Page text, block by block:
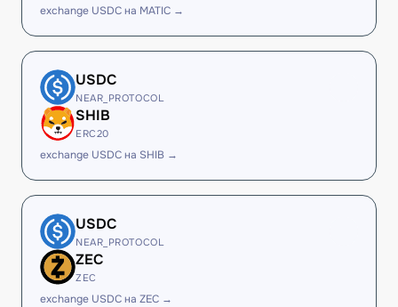
exchange USDC на MATIC →
USDC
NEAR_PROTOCOL
SHIB
ERC20
exchange USDC на SHIB →
USDC
NEAR_PROTOCOL
ZEC
ZEC
exchange USDC на ZEC →